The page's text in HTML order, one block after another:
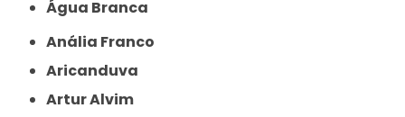
Água Branca
Anália Franco
Aricanduva
Artur Alvim